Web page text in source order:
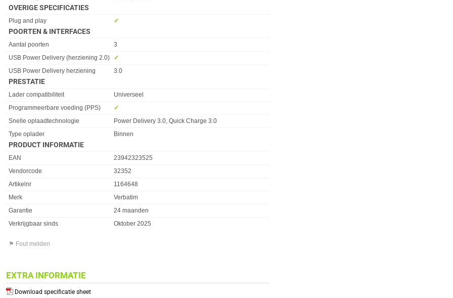
OVERIGE SPECIFICATIES
Eigenschap Waarde
Plug and play ✓︎
POORTEN & INTERFACES
Eigenschap Waarde
Aantal poorten
3
USB Power Delivery (herziening 2.0)
✓︎
USB Power Delivery herziening
3.0
PRESTATIE
Eigenschap Waarde
Lader compatibiliteit
Universeel
Programmeerbare voeding (PPS)
✓︎
Snelle oplaadtechnologie
Power Delivery 3.0, Quick Charge 3.0
Type oplader
Binnen
PRODUCT INFORMATIE
EAN
23942323525
Vendorcode
32352
Artikelnr
1164648
Merk
Verbatim
Garantie
24 maanden
Verkrijgbaar sinds
Oktober 2025
⚑ Fout melden
EXTRA INFORMATIE
Download specificatie sheet